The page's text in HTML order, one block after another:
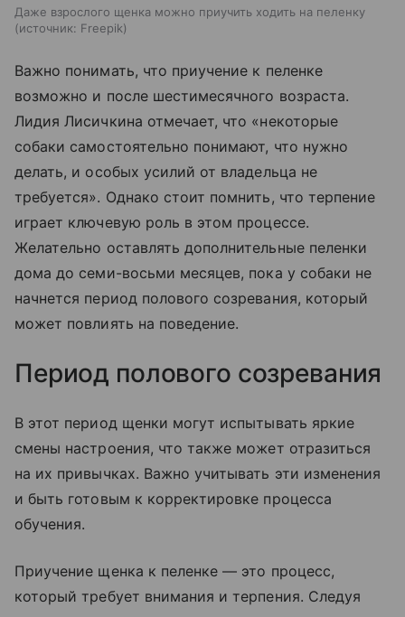
Даже взрослого щенка можно приучить ходить на пеленку
источник: Freepik
Важно понимать, что приучение к пеленке
возможно и после шестимесячного возраста.
Лидия Лисичкина отмечает, что «некоторые
собаки самостоятельно понимают, что нужно
делать, и особых усилий от владельца не
требуется». Однако стоит помнить, что терпение
играет ключевую роль в этом процессе.
Желательно оставлять дополнительные пеленки
дома до семи-восьми месяцев, пока у собаки не
начнется период полового созревания, который
может повлиять на поведение.
Период полового созревания
В этот период щенки могут испытывать яркие
смены настроения, что также может отразиться
на их привычках. Важно учитывать эти изменения
и быть готовым к корректировке процесса
обучения.
Приучение щенка к пеленке — это процесс,
который требует внимания и терпения. Следуя